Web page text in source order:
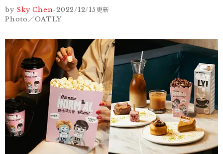
by Sky Chen-2022/12/15更新
Photo／OATLY